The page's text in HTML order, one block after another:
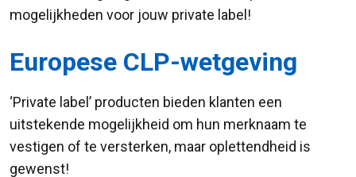
mogelijkheden voor jouw private label!
Europese CLP-wetgeving
‘Private label’ producten bieden klanten een
uitstekende mogelijkheid om hun merknaam te
vestigen of te versterken, maar oplettendheid is
gewenst!